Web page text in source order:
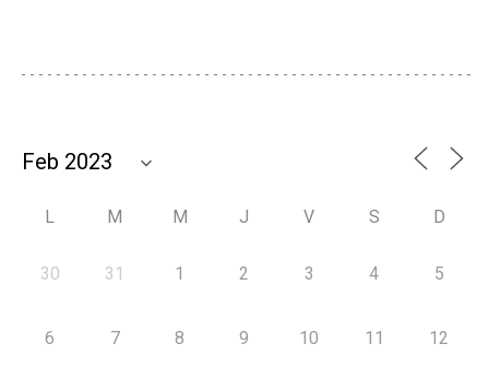
L M M J V S D
30 31 1 2 3 4 5
6 7 8 9 10 11 12